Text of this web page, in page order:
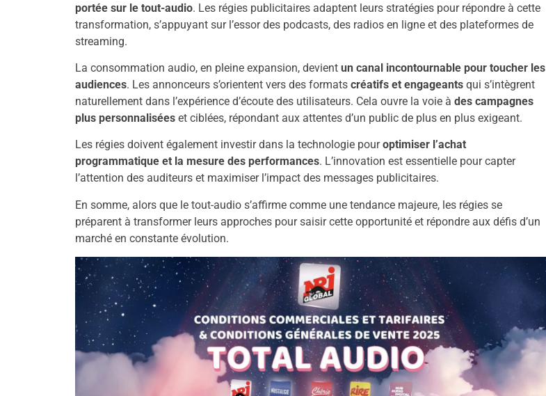
portée sur le tout-audio. Les régies publicitaires adaptent leurs stratégies pour répondre à cette
transformation, s’appuyant sur l’essor des podcasts, des radios en ligne et des plateformes de
streaming.
La consommation audio, en pleine expansion, devient un canal incontournable pour toucher les
audiences. Les annonceurs s’orientent vers des formats créatifs et engageants qui s’intègrent
naturellement dans l’expérience d’écoute des utilisateurs. Cela ouvre la voie à des campagnes
plus personnalisées et ciblées, répondant aux attentes d’un public de plus en plus exigeant.
Les régies doivent également investir dans la technologie pouroptimiser l’achat
programmatique et la mesure des performances. L’innovation est essentielle pour capter
l’attention des auditeurs et maximiser l’impact des messages publicitaires.
En somme, alors que le tout-audio s’affirme comme une tendance majeure, les régies se
préparent à transformer leurs approches pour saisir cette opportunité et répondre aux défis d’un
marché en constante évolution.